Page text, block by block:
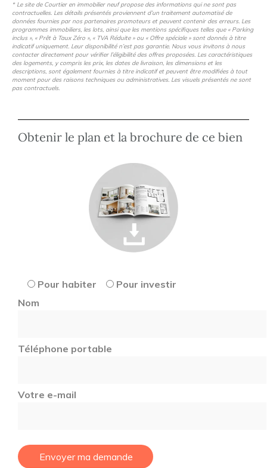
* Le site de Courtier en immobilier neuf propose des informations qui ne sont pas
contractuelles. Les détails présentés proviennent d’un traitement automatisé de
données fournies par nos partenaires promoteurs et peuvent contenir des erreurs. Les
programmes immobiliers, les lots, ainsi que les mentions spécifiques telles que « Parking
inclus », « Prêt à Taux Zéro », « TVA Réduite » ou « Offre spéciale » sont donnés à titre
indicatif uniquement. Leur disponibilité n’est pas garantie. Nous vous invitons à nous
contacter directement pour vérifier l’éligibilité des offres proposées. Les caractéristiques
des logements, y compris les prix, les dates de livraison, les dimensions et les
descriptions, sont également fournies à titre indicatif et peuvent être modifiées à tout
moment pour des raisons techniques ou administratives. Les visuels présentés ne sont
pas contractuels.
Obtenir le plan et la brochure de ce bien
Pour habiter
Pour investir
Nom
Téléphone portable
Votre e-mail
Envoyer ma demande